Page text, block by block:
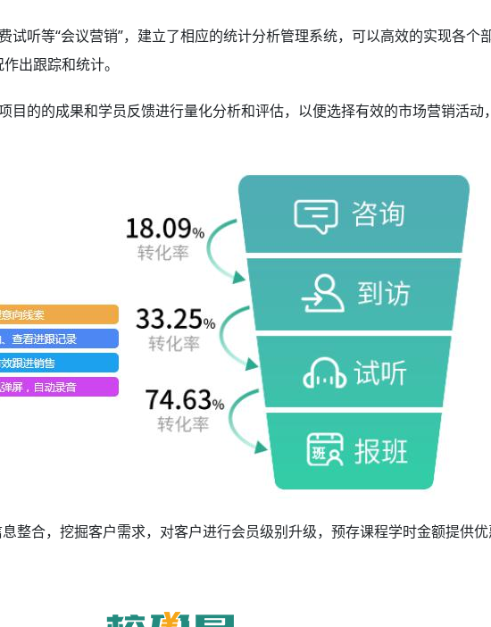
试听等“会议营销”，建立了相应的统计分析管理系统，可以高效的实现各个
出跟踪和统计。
目的的成果和学员反馈进行量化分析和评估，以便选择有效的市场营销活动
整合，挖掘客户需求，对客户进行会员级别升级，预存课程学时金额提供